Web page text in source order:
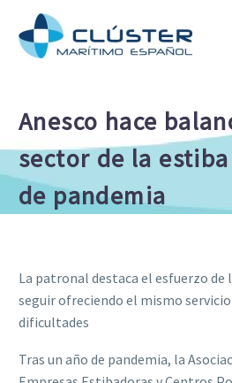
Anesco hace
sector de la
de pandemia
La patronal destaca el esfuerzo
seguir ofreciendo el mismo servicio
dificultades
Tras un año de pandemia, la